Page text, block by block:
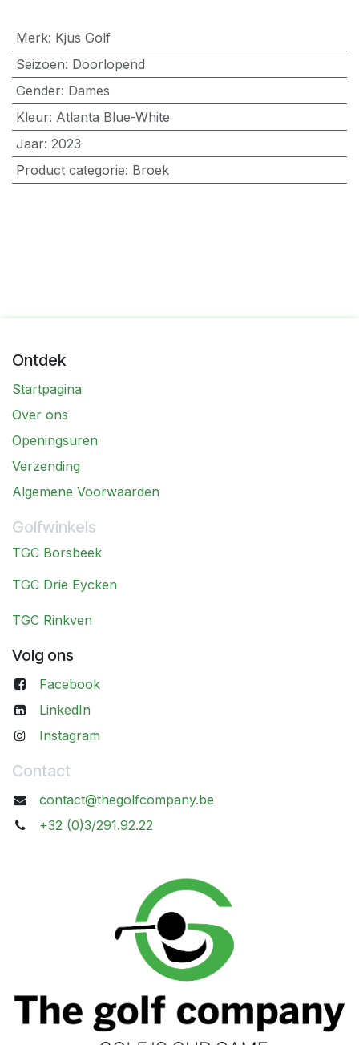
Merk: Kjus Golf
Seizoen: Doorlopend
Gender: Dames
Kleur: Atlanta Blue-White
Jaar: 2023
Product categorie: Broek
Ontdek
Startpagina
Over ons
Openingsuren
Verzending
Algemene Voorwaarden
Golfwinkels
TGC Borsbeek
TGC Drie Eycken
TGC Rinkven
Volg ons
Facebook
LinkedIn
Instagram
Contact
contact@thegolfcompany.be
+32 (0)3/291.92.22